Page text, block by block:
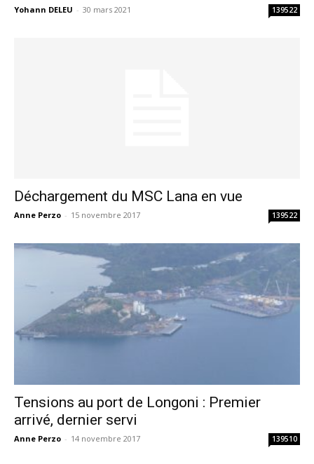
Yohann DELEU - 30 mars 2021 139522
Déchargement du MSC Lana en vue
Anne Perzo - 15 novembre 2017 139522
Tensions au port de Longoni : Premier
arrivé, dernier servi
Anne Perzo - 14 novembre 2017 139510